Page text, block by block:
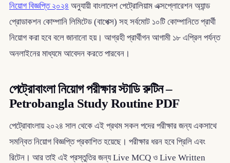
নিয়োগ বিজ্ঞপ্তি ২০২৪ অনুযায়ী বাংলাদেশ পেট্রোলিয়াম এক্সপ্লোরেশন অ্যান্ড
প্রোডাকশন কোম্পানি লিমিটেড (বাপেক্স) সহ সর্বমোট ১০টি কোম্পানিতে প্রার্থী
নিয়োগ করা হবে বলে জানানো হয়। আগ্রহী প্রার্থীগন আগামী ১৮ এপ্রিল পর্যন্ত
অনলাইনের মাধ্যমে আবেদন করতে পারবেন।
পেট্রোবাংলা নিয়োগ পরীক্ষার স্টাডি রুটিন –
Petrobangla Study Routine PDF
পেট্রোবাংলায় ২০২৪ সাল থেকে এই প্রথম সকল পদের পরীক্ষার জন্য একসাথে
সমন্বিত নিয়োগ বিজ্ঞপ্তি প্রকাশিত হয়েছে। পরীক্ষার ধরন হবে প্রিলি এবং
রিটেন। আর তাই এই প্রস্তুতির জন্য Live MCQ ও Live Written